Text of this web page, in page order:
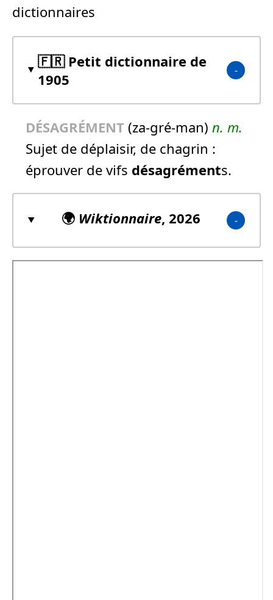
dictionnaires
🇫🇷 Petit dictionnaire de
1905
DÉSAGRÉMENT (za-gré-man) n. m.
Sujet de déplaisir, de chagrin :
éprouver de vifs désagréments.
🌍 Wiktionnaire, 2026